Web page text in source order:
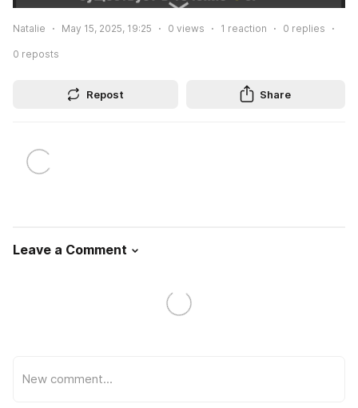
Natalie May 15, 2025, 19:25 0 views 1 reaction 0 replies
0 reposts
Repost Share
Leave a Comment